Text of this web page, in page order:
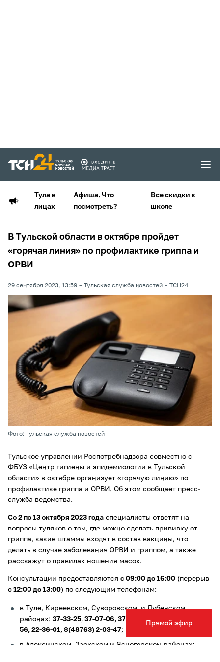
Тула в
лицах
Афиша. Что
посмотреть?
Все скидки к
школе
Прямой эфир
В Тульской области в октябре пройдет
«горячая линия» по профилактике гриппа и
ОРВИ
29 сентября 2023, 13:59 Тульская служба новостей ТСН24
Фото: Тульская служба новостей
Тульское управлении Роспотребнадзора совместно с
ФБУЗ «Центр гигиены и эпидемиологии в Тульской
области» в октябре организует «горячую линию» по
профилактике гриппа и ОРВИ. Об этом сообщает пресс-
служба ведомства.
Со 2 по 13 октября 2023 года специалисты ответят на
вопросы туляков о том, где можно сделать прививку от
гриппа, какие штаммы входят в состав вакцины, что
делать в случае заболевания ОРВИ и гриппом, а также
расскажут о правилах ношения масок.
Консультации предоставляются с 09:00 до 16:00 (перерыв
с 12:00 до 13:00) по следующим телефонам:
в Туле, Киреевском, Суворовском, и Дубенском
районах: 37-33-25, 37-07-06, 37-07-63, 37-48-32, 22-37-
56, 22-36-01, 8(48763) 2-03-47;
в Алексинском, Заокском и Ясногорском районах: